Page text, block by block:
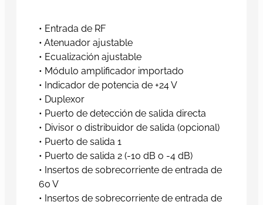
• Entrada de RF
• Atenuador ajustable
• Ecualización ajustable
• Módulo amplificador importado
• Indicador de potencia de +24 V
• Duplexor
• Puerto de detección de salida directa
• Divisor o distribuidor de salida (opcional)
• Puerto de salida 1
• Puerto de salida 2 (-10 dB o -4 dB)
• Insertos de sobrecorriente de entrada de
60 V
• Insertos de sobrecorriente de entrada de